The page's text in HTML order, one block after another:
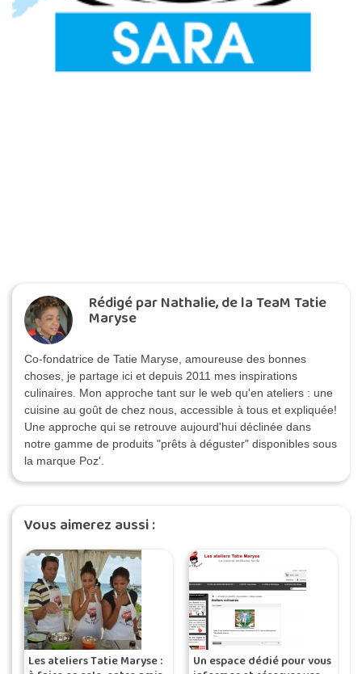
Rédigé par Nathalie, de la TeaM Tatie
Maryse
Co-fondatrice de Tatie Maryse, amoureuse des bonnes
choses, je partage ici et depuis 2011 mes inspirations
culinaires. Mon approche tant sur le web qu'en ateliers : une
cuisine au goût de chez nous, accessible à tous et expliquée!
Une approche qui se retrouve aujourd'hui déclinée dans
notre gamme de produits "prêts à déguster" disponibles sous
la marque Poz'.
Vous aimerez aussi :
Les ateliers Tatie Maryse :
Un espace dédié pour vous